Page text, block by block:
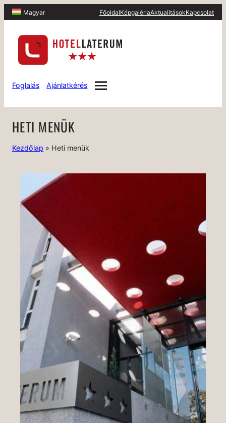
Magyar FőoldalKépgalériaAktualitásokKapcsolat
Foglalás Ajánlatkérés
HETI MENÜK
Kezdőlap » Heti menük